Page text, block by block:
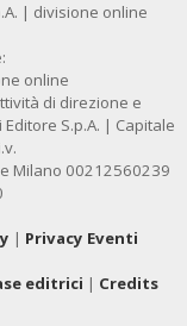
| divisione online
online
di direzione e
S.p.A. | Capitale
Milano 00212560239
| Privacy Eventi
editrici | Credits